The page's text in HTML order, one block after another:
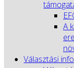
A
Választási